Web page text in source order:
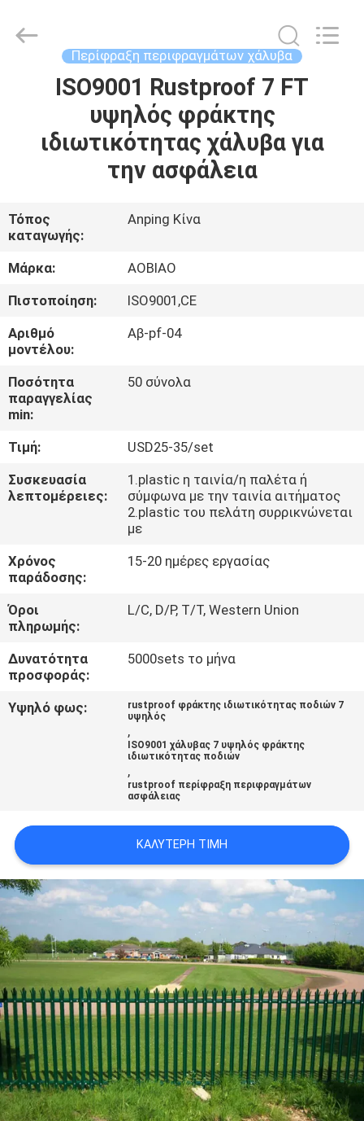
ΠΡΟΪΌΝΤΑ
ΕΜΕΊΣ
ΓΎΡΟΣ
ΕΡΓΟΣΤΑΣΊΩΝ
ΠΟΙΟΤΙΚΌΣ
ΈΛΕΓΧΟΣ
ΕΛΆΤΕ
ΣΕ
ΕΠΑΦΉ
ΕΙΔΉΣΕΙΣ
ΈΝΑ
ΑΠΌΣΠΑΣΜΑ
POLICY
Co.,Ltd.
Περίφραξη περιφραγμάτων χάλυβα
ISO9001 Rustproof 7 FT
υψηλός φράκτης
ιδιωτικότητας χάλυβα για
την ασφάλεια
Τόπος
καταγωγής:
Anping Κίνα
Μάρκα:
AOBIAO
Πιστοποίηση:
ISO9001,CE
Αριθμό
μοντέλου:
Αβ-pf-04
Ποσότητα
παραγγελίας
min:
50 σύνολα
Τιμή:
USD25-35/set
Συσκευασία
λεπτομέρειες:
1.plastic η ταινία/η παλέτα ή
σύμφωνα με την ταινία αιτήματος
2.plastic του πελάτη συρρικνώνεται
με
Χρόνος
παράδοσης:
15-20 ημέρες εργασίας
Όροι
πληρωμής:
L/C, D/P, T/T, Western Union
Δυνατότητα
προσφοράς:
5000sets το μήνα
Υψηλό φως:
rustproof φράκτης ιδιωτικότητας ποδιών 7
υψηλός
,
ISO9001 χάλυβας 7 υψηλός φράκτης
ιδιωτικότητας ποδιών
,
rustproof περίφραξη περιφραγμάτων
ασφάλειας
ΚΑΛΎΤΕΡΗ ΤΙΜΉ